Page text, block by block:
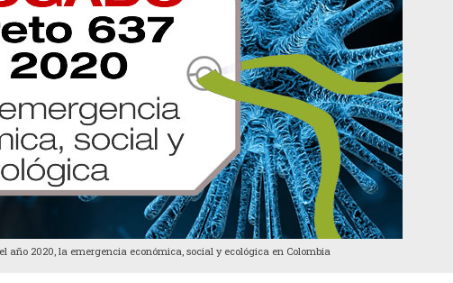
año 2020, la emergencia económica, social y ecológica en Colombia